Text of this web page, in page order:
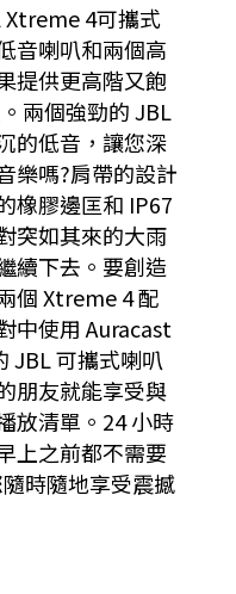
4可攜式
音喇叭和兩個高
提供更高階又飽
兩個強勁的 JBL
的低音，讓您深
樂嗎?肩帶的設計
橡膠邊匡和 IP67
突如其來的大雨
續下去。要創造
個 Xtreme 4 配
中使用 Auracast
JBL 可攜式喇叭
朋友就能享受與
放清單。24 小時
上之前都不需要
時隨地享受震撼